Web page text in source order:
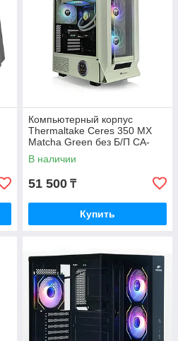
Компьютерный корпус
Thermaltake Ceres 350 MX
Matcha Green без Б/П CA-
1Z3-00MEWN-00
В наличии
51 500 ₸
Купить